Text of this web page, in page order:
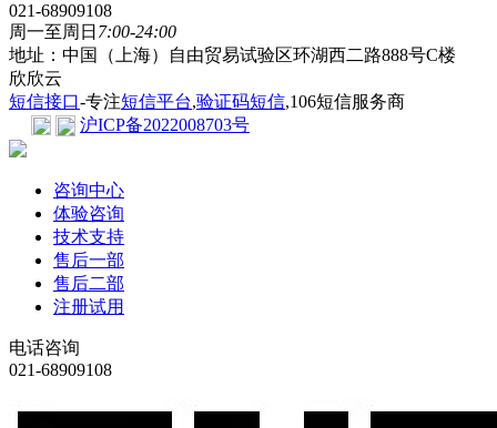
021-68909108
周一至周日 7:00-24:00
地址：中国（上海）自由贸易试验区环湖西二路888号C楼
欣欣云
短信接口-专注短信平台,验证码短信,106短信服务商
沪ICP备2022008703号
咨询中心
体验咨询
技术支持
售后一部
售后二部
注册试用
电话咨询
021-68909108